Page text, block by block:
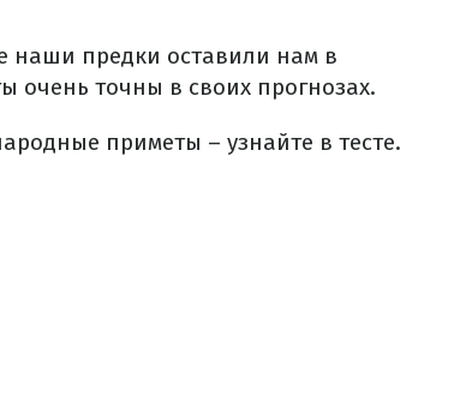
наши предки оставили нам в
очень точны в своих прогнозах.
приметы – узнайте в тесте.